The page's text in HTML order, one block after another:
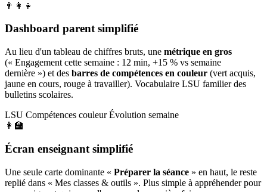
👨‍👩‍👧
Dashboard parent simplifié
Au lieu d'un tableau de chiffres bruts, une métrique en gros
(« Engagement cette semaine : 12 min, +15 % vs semaine
dernière ») et des barres de compétences en couleur (vert acquis,
jaune en cours, rouge à travailler). Vocabulaire LSU familier des
bulletins scolaires.
LSU Compétences couleur Évolution semaine
👩‍🏫
Écran enseignant simplifié
Une seule carte dominante « Préparer la séance » en haut, le reste
replié dans « Mes classes & outils ». Plus simple à appréhender pour